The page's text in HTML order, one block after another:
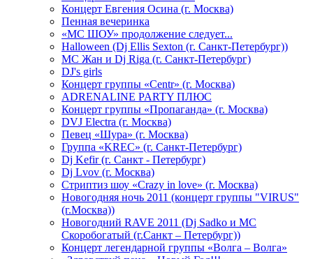
Концерт Евгения Осина (г. Москва)
Пенная вечеринка
«МС ШОУ» продолжение следует...
Halloween (Dj Ellis Sexton (г. Санкт-Петербург))
МС Жан и Dj Riga (г. Санкт-Петербург)
DJ's girls
Концерт группы «Centr» (г. Москва)
ADRENALINE PARTY ПЛЮС
Концерт группы «Пропаганда» (г. Москва)
DVJ Electra (г. Москва)
Певец «Шура» (г. Москва)
Группа «KREC» (г. Санкт-Петербург)
Dj Kefir (г. Санкт - Петербург)
Dj Lvov (г. Москва)
Стриптиз шоу «Crazy in love» (г. Москва)
Новогодняя ночь 2011 (концерт группы "VIRUS"
(г.Москва))
Новогодний RAVE 2011 (Dj Sadko и MC
Скоробогатый (г.Санкт – Петербург))
Концерт легендарной группы «Волга – Волга»